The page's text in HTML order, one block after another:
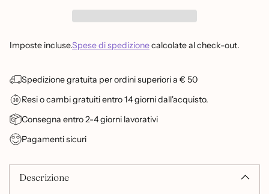
Imposte incluse.Spese di spedizionecalcolate al check-out.
Spedizione gratuita per ordini superiori a € 50
Resi o cambi gratuiti entro 14 giorni dall'acquisto.
Consegna entro 2-4 giorni lavorativi
Pagamenti sicuri
Descrizione